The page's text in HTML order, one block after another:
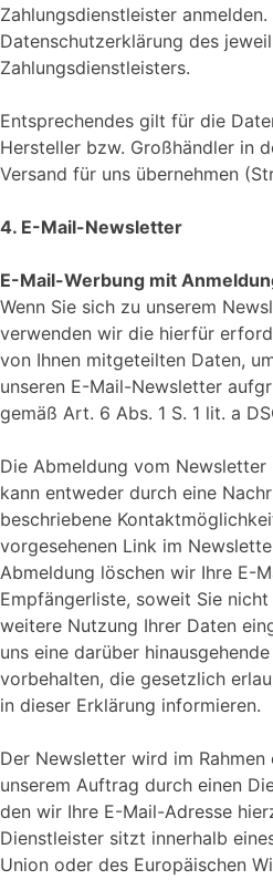
Zahlungsdienstleister
Datenschutzerklärung des
Zahlungsdienstleisters.
Entsprechendes gilt für die
Hersteller bzw. Großhändler in
Versand für uns übernehmen
4. E-Mail-Newsletter
E-Mail-Werbung mit
Wenn Sie sich zu unserem
verwenden wir die hierfür
von Ihnen mitgeteilten Daten,
unseren E-Mail-Newsletter
gemäß Art. 6 Abs. 1 S. 1 lit. a
Die Abmeldung vom
kann entweder durch eine
beschriebene
vorgesehenen Link im
Abmeldung löschen wir Ihre E-
Empfängerliste, soweit Sie
weitere Nutzung Ihrer Daten
uns eine darüber
vorbehalten, die gesetzlich
in dieser Erklärung informieren.
Der Newsletter wird im Rahmen
unserem Auftrag durch einen
den wir Ihre E-Mail-Adresse
Dienstleister sitzt innerhalb
Union oder des Europäischen